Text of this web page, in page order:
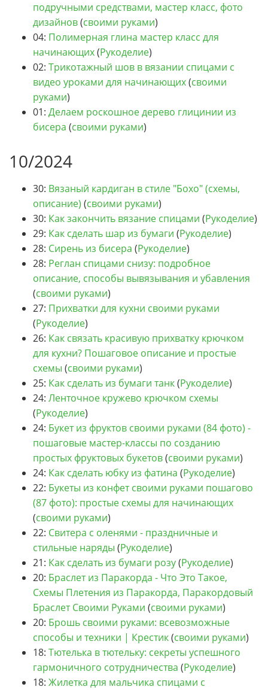
подручными средствами, мастер класс, фото
дизайнов(своими руками)
04: Полимерная глина мастер класс для
начинающих(Рукоделие)
02: Трикотажный шов в вязании спицами с
видео уроками для начинающих(своими
руками)
01: Делаем роскошное дерево глицинии из
бисера (своими руками)
10/2024
30: Вязаный кардиган в стиле "Бохо" (схемы,
описание) (своими руками)
30: Как закончить вязание спицами (Рукоделие)
29: Как сделать шар из бумаги (Рукоделие)
28: Сирень из бисера (Рукоделие)
28: Реглан спицами снизу: подробное
описание, способы вывязывания и убавления
(своими руками)
27: Прихватки для кухни своими руками
(Рукоделие)
26: Как связать красивую прихватку крючком
для кухни? Пошаговое описание и простые
схемы (своими руками)
25: Как сделать из бумаги танк(Рукоделие)
24: Ленточное кружево крючком схемы
(Рукоделие)
24: Букет из фруктов своими руками (84 фото) -
пошаговые мастер-классы по созданию
простых фруктовых букетов(своими руками)
24: Как сделать юбку из фатина (Рукоделие)
22: Букеты из конфет своими руками пошагово
(87 фото): простые схемы для начинающих
(своими руками)
22: Свитера с оленями - праздничные и
стильные наряды (Рукоделие)
21: Как сделать из бумаги розу(Рукоделие)
20: Браслет из Паракорда - Что Это Такое,
Схемы Плетения из Паракорда, Паракордовый
Браслет Своими Руками (своими руками)
20: Брошь своими руками: всевозможные
способы и техники | Крестик(своими руками)
18: Тютелька в тютельку: секреты успешного
гармоничного сотрудничества (Рукоделие)
18: Жилетка для мальчика спицами с